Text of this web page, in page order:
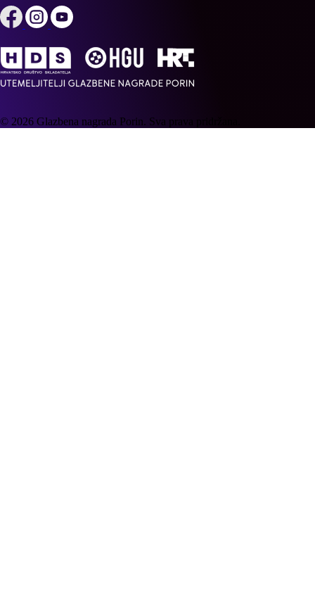
© 2026 Glazbena nagrada Porin. Sva prava pridržana.